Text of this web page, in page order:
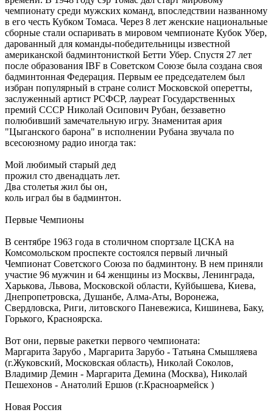
чемпионату среди мужских команд, впоследствии названному
в его честь Кубком Томаса. Через 8 лет женские национальные
сборные стали оспаривать в мировом чемпионате Кубок Убер,
дарованный для команды-победительницы известной
американской бадминтонисткой Бетти Убер. Спустя 27 лет
после образования IBF в Советском Союзе была создана своя
бадминтонная Федерация. Первым ее председателем был
избран популярный в стране солист Московской оперетты,
заслуженный артист РСФCР, лауреат Государственных
премий СССР Николай Осипович Рубан, беззаветно
полюбивший замечательную игру. Знаменитая ария
"Цыганского барона" в исполнении Рубана звучала по
всесоюзному радио иногда так:
Мой любимый старый дед
прожил сто двенадцать лет.
Два столетья жил бы он,
коль играл бы в бадминтон.
Первые Чемпионы
В сентябре 1963 года в столичном спортзале ЦСКА на
Комсомольском проспекте состоялся первый личный
Чемпионат Советского Союза по бадминтону. В нем приняли
участие 96 мужчин и 64 женщины из Москвы, Ленинграда,
Харькова, Львова, Московской области, Куйбышева, Киева,
Днепропетровска, Душанбе, Алма-Аты, Воронежа,
Свердловска, Риги, литовского Паневежиса, Кишинева, Баку,
Горького, Красноярска.
Вот они, первые ракетки первого чемпионата:
Маргарита Зарубо , Маргарита Зарубо - Татьяна Смышляева
(г.Жуковский, Московская область), Николай Соколов,
Владимир Демин - Маргарита Демина (Москва), Николай
Пешехонов - Анатолий Ершов (г.Красноармейск )
Новая Россия